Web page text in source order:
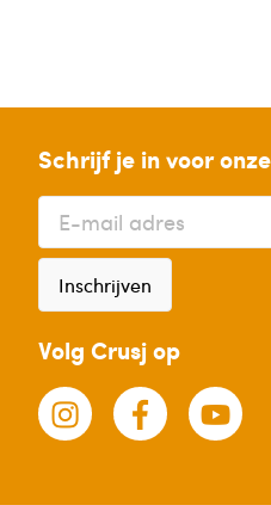
Schrijf je in voor
Inschrijven
Volg Crusj op